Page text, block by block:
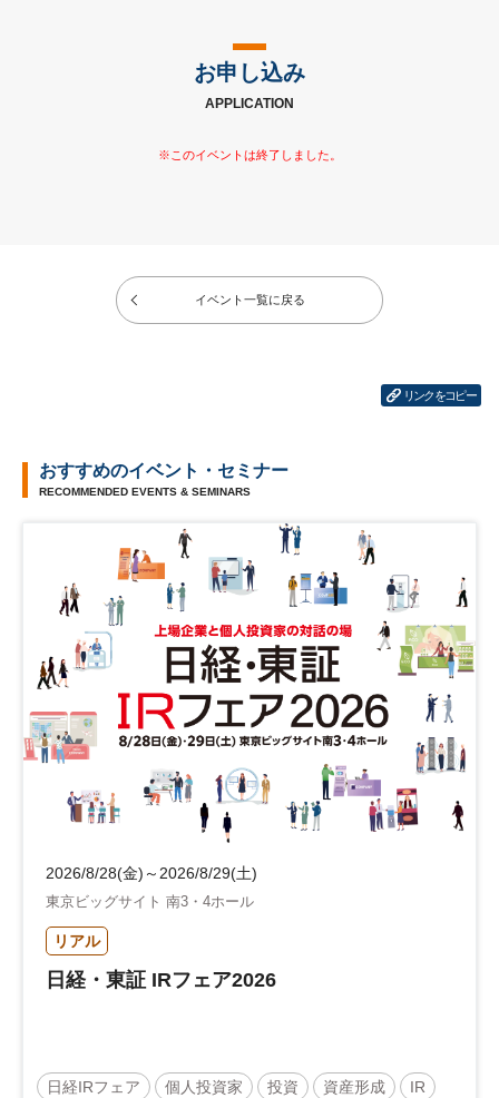
お申し込み
APPLICATION
イベント一覧に戻る
リンクをコピー
おすすめのイベント・セミナー
RECOMMENDED EVENTS & SEMINARS
2026/8/28(金)～2026/8/29(土)
東京ビッグサイト 南3・4ホール
リアル
日経・東証 IRフェア2026
日経IRフェア 個人投資家 投資 資産形成 IR